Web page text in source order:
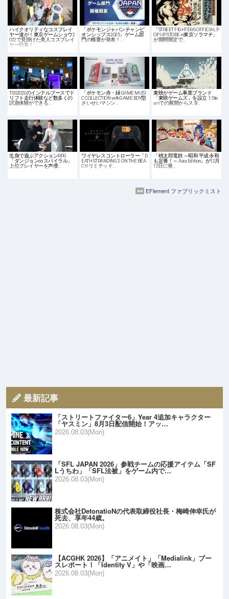
ハイクオリティなコスプレイ
ヤー達が！東京ゲームショウ2
022で見掛けた美人コスプレイ
ヤー特集！
「ポケモンジャパンチャンピ
オンシップス2025」ゲーム部
門の概要が発表！…
「STREET FIGHTER 6 OFFICIAL P
OP UP STORE in東京ソラマチ」
が期間限定で…
TGS2022のインテルブースでド
リフト走行体験など数多くの
試遊体験ができる…
「ポケモン赤・緑 GAME MUSI
C COLLECTION with GAME BOY型
さいせいマシン…
東映がゲーム事業ブランド
「東映ゲームズ」を設立！Ste
amでの展開からスタ…
生身で遊ぶアクションRPG
「ダンジョン∞スパイラル」
上位プレイヤーを声優…
ワイヤレスコントローラー「D
EATH STRANDING 2: ON THE BEA
CH リミテッド…
「桃太郎電鉄 ～昭和 平成 令和
も定番！～ Asia Edition」が12月
12日に発…
EFlement ファブリックミスト
最新記事
「ストリートファイター6」Year 4追加キャラクター
「ヤスミン」8月3日配信開始！アッ…
2026.08.03(Mon)
「SFL JAPAN 2026」参戦チームの応援アイテム「SF
Lうちわ」「SFL法被」をゲーム内で…
2026.08.03(Mon)
株式会社DetonatioNの代表取締役社長・梅崎伸幸氏が
死去、享年44歳。
2026.08.03(Mon)
【ACGHK 2026】「アニメイト」「Medialink」ブー
スレポート！「Identity V」や「映画…
2026.08.03(Mon)